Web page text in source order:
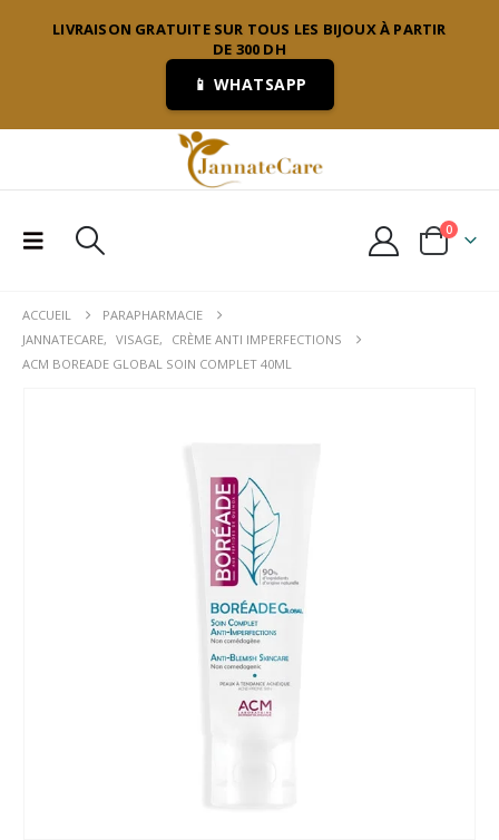
LIVRAISON GRATUITE SUR TOUS LES BIJOUX À PARTIR
DE 300 DH
📱 WHATSAPP
0
ACCUEIL
PARAPHARMACIE
JANNATECARE, VISAGE,
CRÈME ANTI IMPERFECTIONS
ACM BOREADE GLOBAL SOIN COMPLET 40ML